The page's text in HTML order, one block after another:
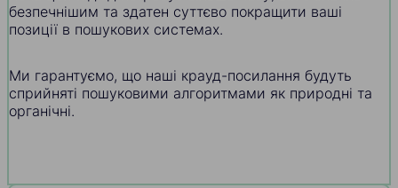
безпечнішим та здатен суттєво покращити ваші
позиції в пошукових системах.
Ми гарантуємо, що наші крауд-посилання будуть
сприйняті пошуковими алгоритмами як природні та
органічні.